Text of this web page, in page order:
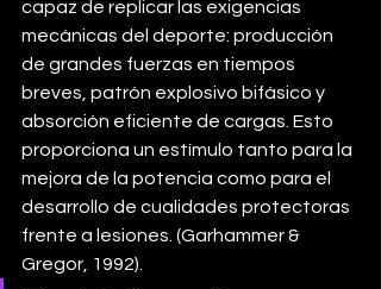
capaz de replicar las exigencias
mecánicas del deporte: producción
de grandes fuerzas en tiempos
breves, patrón explosivo bifásico y
absorción eficiente de cargas. Esto
proporciona un estímulo tanto para la
mejora de la potencia como para el
desarrollo de cualidades protectoras
frente a lesiones. (Garhammer &
Gregor, 1992).